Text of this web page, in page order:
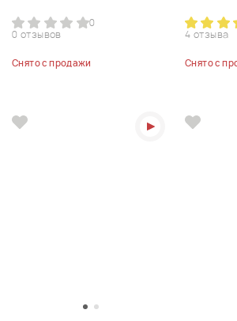
0
0 отзывов
Снято с продажи
4 отзыва
Снято с